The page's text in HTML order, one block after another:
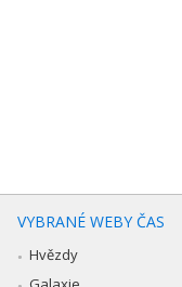
VYBRANÉ WEBY ČAS
Hvězdy